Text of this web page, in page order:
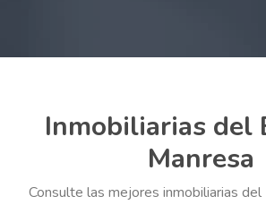
Inmobiliarias del
Manresa
Consulte las mejores inmobiliarias